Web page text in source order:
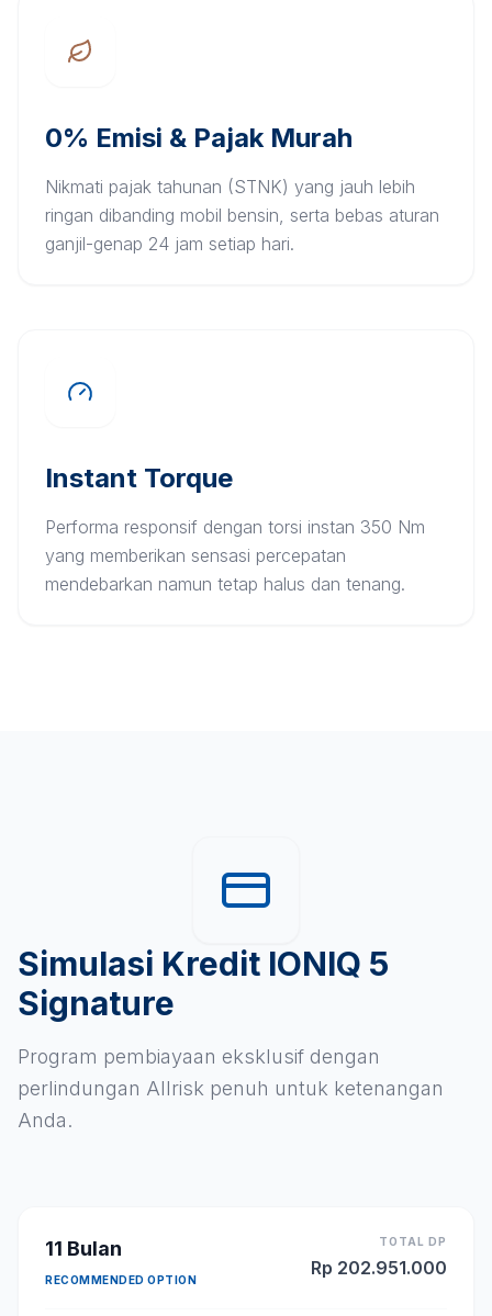
0% Emisi & Pajak Murah
Nikmati pajak tahunan (STNK) yang jauh lebih
ringan dibanding mobil bensin, serta bebas aturan
ganjil-genap 24 jam setiap hari.
Instant Torque
Performa responsif dengan torsi instan 350 Nm
yang memberikan sensasi percepatan
mendebarkan namun tetap halus dan tenang.
Simulasi Kredit IONIQ 5
Signature
Program pembiayaan eksklusif dengan
perlindungan Allrisk penuh untuk ketenangan
Anda.
11 Bulan
RECOMMENDED OPTION
TOTAL DP
Rp 202.951.000